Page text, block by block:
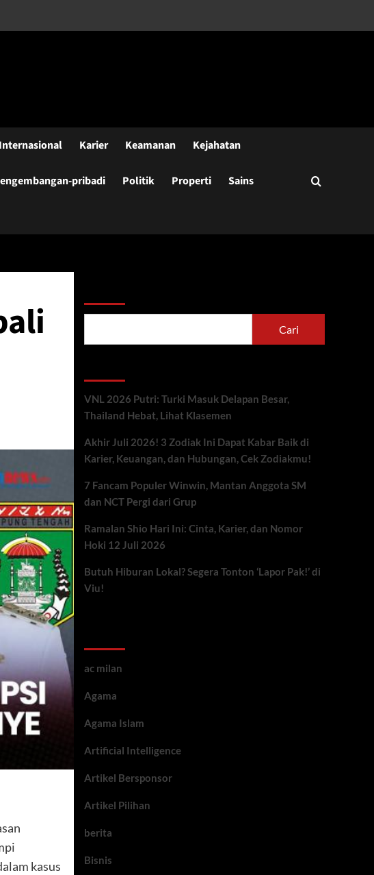
Internasional Karier Keamanan Kejahatan
pribadi Politik Properti Sains
kasus
Cari
VNL 2026 Putri: Turki Masuk Delapan Besar,
Thailand Hebat, Lihat Klasemen
Akhir Juli 2026! 3 Zodiak Ini Dapat Kabar Baik di
Karier, Keuangan, dan Hubungan, Cek Zodiakmu!
7 Fancam Populer Winwin, Mantan Anggota SM
dan NCT Pergi dari Grup
Ramalan Shio Hari Ini: Cinta, Karier, dan Nomor
Hoki 12 Juli 2026
Butuh Hiburan Lokal? Segera Tonton ‘Lapor Pak!’ di
Viu!
ac milan
Agama
Agama Islam
Artificial Intelligence
Artikel Bersponsor
Artikel Pilihan
berita
Bisnis